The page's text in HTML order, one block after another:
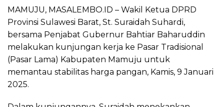
MAMUJU, MASALEMBO.ID – Wakil Ketua DPRD
Provinsi Sulawesi Barat, St. Suraidah Suhardi,
bersama Penjabat Gubernur Bahtiar Baharuddin
melakukan kunjungan kerja ke Pasar Tradisional
(Pasar Lama) Kabupaten Mamuju untuk
memantau stabilitas harga pangan, Kamis, 9 Januari
2025.